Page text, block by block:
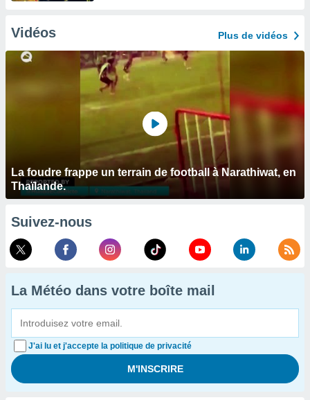
Vidéos Plus de vidéos
La foudre frappe un terrain de football à Narathiwat, en
Thaïlande.
Suivez-nous
La Météo dans votre boîte mail
J'ai lu et j'accepte la politique de privacité